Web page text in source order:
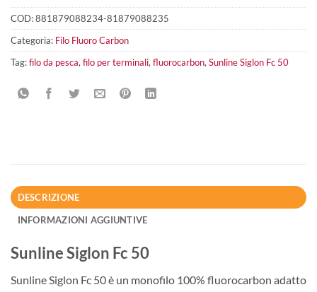
COD:881879088234-81879088235
Categoria: Filo Fluoro Carbon
Tag:filo da pesca, filo per terminali, fluorocarbon, Sunline Siglon Fc 50
DESCRIZIONE
INFORMAZIONI AGGIUNTIVE
Sunline Siglon Fc 50
Sunline Siglon Fc 50 è un monofilo 100% fluorocarbon adatto